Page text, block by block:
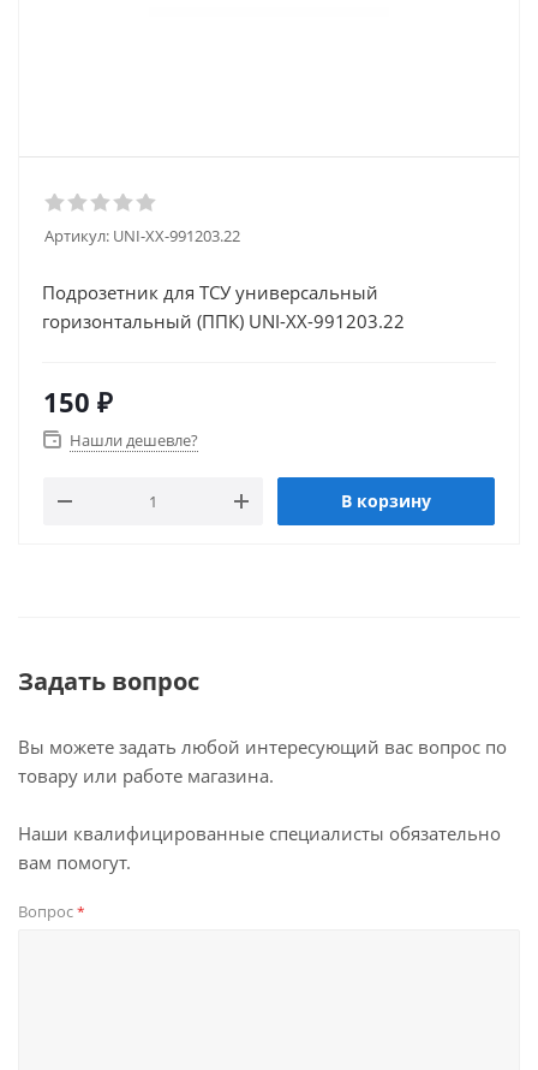
Артикул: UNI-XX-991203.22
Подрозетник для ТСУ универсальный
горизонтальный (ППК) UNI-XX-991203.22
150 ₽
Нашли дешевле?
В корзину
Задать вопрос
Вы можете задать любой интересующий вас вопрос по
товару или работе магазина.
Наши квалифицированные специалисты обязательно
вам помогут.
Вопрос*